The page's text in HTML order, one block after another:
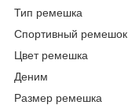
Тип ремешка
Спортивный ремешок
Цвет ремешка
Деним
Размер ремешка